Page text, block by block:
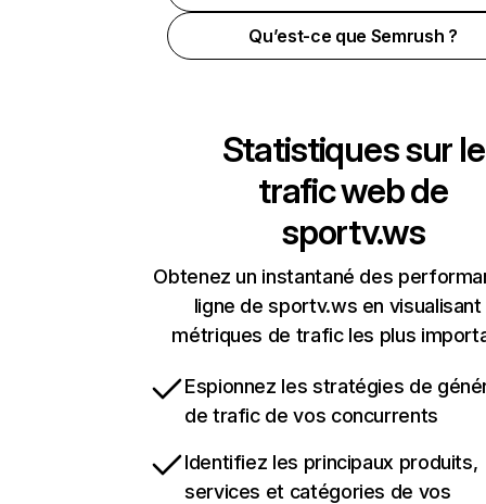
Qu’est-ce que Semrush ?
Statistiques sur le
trafic web de
sportv.ws
Obtenez un instantané des
ligne de sportv.ws en visualisant
métriques de trafic les plus
Espionnez les stratégies de
de trafic de vos concurrents
Identifiez les principaux produits,
services et catégories de vos